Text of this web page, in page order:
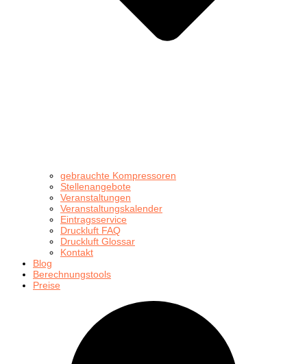
gebrauchte Kompressoren
Stellenangebote
Veranstaltungen
Veranstaltungskalender
Eintragsservice
Druckluft FAQ
Druckluft Glossar
Kontakt
Blog
Berechnungstools
Preise